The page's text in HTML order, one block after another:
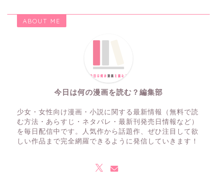
ABOUT ME
今日は何の漫画を読む？編集部
少女・女性向け漫画・小説に関する最新情報（無料で読
む方法・あらすじ・ネタバレ・最新刊発売日情報など）
を毎日配信中です。人気作から話題作、ぜひ注目して欲
しい作品まで完全網羅できるように発信していきます！